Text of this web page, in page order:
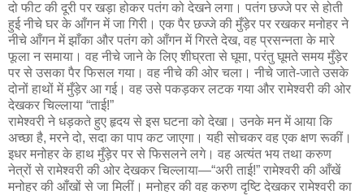
दो फीट की दूरी पर खड़ा होकर पतंग को देखने लगा। पतंग छज्जे पर से होती
हुई नीचे घर के आँगन में जा गिरी। एक पैर छज्जे की मुँड़ेर पर रखकर मनोहर ने
नीचे आँगन में झाँका और पतंग को आँगन में गिरते देख, वह प्रसन्नता के मारे
फूला न समाया। वह नीचे जाने के लिए शीघ्रता से घूमा, परंतु घूमते समय मुँड़ेर
पर से उसका पैर फिसल गया। वह नीचे की ओर चला। नीचे जाते-जाते उसके
दोनों हाथों में मुँड़ेर आ गई। वह उसे पकड़कर लटक गया और रामेश्वरी की ओर
देखकर चिल्लाया “ताई!”
रामेश्वरी ने धड़कते हुए हृदय से इस घटना को देखा। उनके मन में आया कि
अच्छा है, मरने दो, सदा का पाप कट जाएगा। यही सोचकर वह एक क्षण रूकीं।
इधर मनोहर के हाथ मुँड़ेर पर से फिसलने लगे। वह अत्यंत भय तथा करुण
नेत्रों से रामेश्वरी की ओर देखकर चिल्लाया—“अरी ताई!” रामेश्वरी की आँखें
मनोहर की आँखों से जा मिलीं। मनोहर की वह करुण दृष्टि देखकर रामेश्वरी का